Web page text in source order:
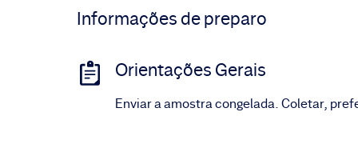
Informações de preparo
Orientações Gerais
Enviar a amostra congelada. Coletar,